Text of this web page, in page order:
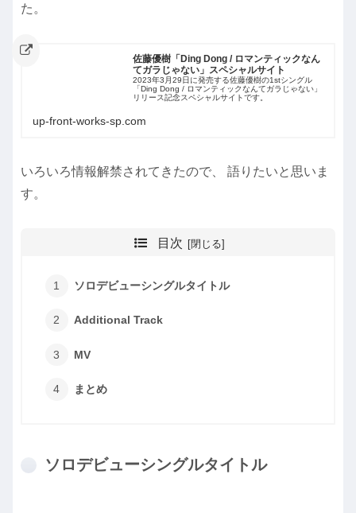
た。
佐藤優樹「Ding Dong / ロマンティックなん
てガラじゃない」スペシャルサイト
2023年3月29日に発売する佐藤優樹の1stシングル
「Ding Dong / ロマンティックなんてガラじゃない」
リリース記念スペシャルサイトです。
up-front-works-sp.com
いろいろ情報解禁されてきたので、 語りたいと思いま
す。
目次
ソロデビューシングルタイトル
Additional Track
MV
まとめ
ソロデビューシングルタイトル